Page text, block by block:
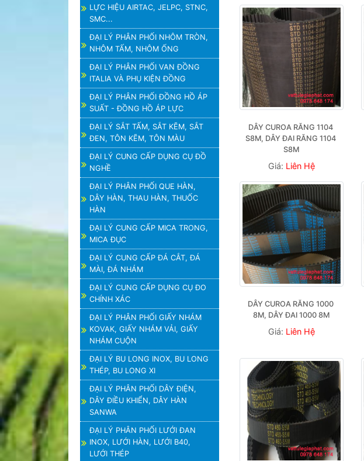
LỰC HIỆU AIRTAC, JELPC, STNC,
SMC...
ĐẠI LÝ PHÂN PHỐI NHÔM TRÒN,
NHÔM TẤM, NHÔM ỐNG
ĐẠI LÝ PHÂN PHỐI VAN ĐỒNG
ITALIA VÀ PHỤ KIỆN ĐỒNG
ĐẠI LÝ PHÂN PHỐI ĐỒNG HỒ ÁP
SUẤT - ĐỒNG HỒ ÁP LỰC
ĐẠI LÝ SẮT TẤM, SẮT KẼM, SẮT
ĐEN, TÔN KẼM, TÔN MÀU
ĐẠI LÝ CUNG CẤP DỤNG CỤ ĐỒ
NGHỀ
ĐẠI LÝ PHÂN PHỐI QUE HÀN,
DÂY HÀN, THAU HÀN, THUỐC
HÀN
ĐẠI LÝ CUNG CẤP MICA TRONG,
MICA ĐỤC
ĐẠI LÝ CUNG CẤP ĐÁ CẮT, ĐÁ
MÀI, ĐÁ NHÁM
ĐẠI LÝ CUNG CẤP DỤNG CỤ ĐO
CHÍNH XÁC
ĐẠI LÝ PHÂN PHỐI GIẤY NHÁM
KOVAK, GIẤY NHÁM VẢI, GIẤY
NHÁM CUỘN
ĐẠI LÝ BU LONG INOX, BU LONG
THÉP, BU LONG XI
ĐẠI LÝ PHÂN PHỐI DÂY ĐIỆN,
DÂY ĐIỀU KHIỂN, DÂY HÀN
SANWA
ĐẠI LÝ PHÂN PHỐI LƯỚI ĐAN
INOX, LƯỚI HÀN, LƯỚI B40,
LƯỚI THÉP
DÂY CUROA RĂNG 1104
S8M, DÂY ĐAI RĂNG 1104
S8M
Giá: Liên Hệ
DÂY CUROA RĂNG 1000
8M, DÂY ĐAI 1000 8M
Giá: Liên Hệ